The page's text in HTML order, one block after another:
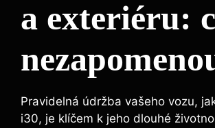
a exteriéru:
Pravidelná údržba vašeho vozu,
i30, je klíčem k jeho dlouhé